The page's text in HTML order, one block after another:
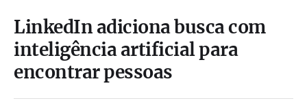
LinkedIn adiciona busca com
inteligência artificial para
encontrar pessoas